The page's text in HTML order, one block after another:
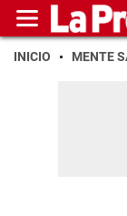
INICIO MENTE